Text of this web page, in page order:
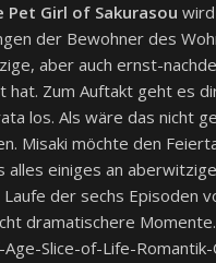
Pet Girl of Sakurasou
der Bewohner des
aber auch ernst-
hat. Zum Auftakt geht es
los. Als wäre das nicht
Misaki möchte den
einiges an
der sechs Episoden
dramatischere
Slice-of-Life-